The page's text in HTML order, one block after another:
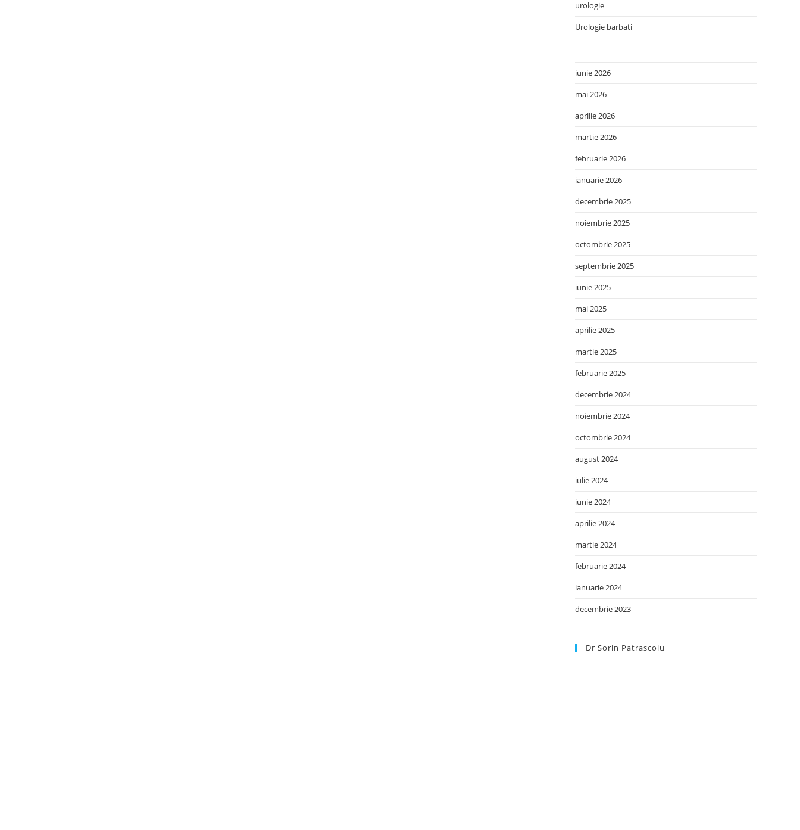
urologie
Urologie barbati
iunie 2026
mai 2026
aprilie 2026
martie 2026
februarie 2026
ianuarie 2026
decembrie 2025
noiembrie 2025
octombrie 2025
septembrie 2025
iunie 2025
mai 2025
aprilie 2025
martie 2025
februarie 2025
decembrie 2024
noiembrie 2024
octombrie 2024
august 2024
iulie 2024
iunie 2024
aprilie 2024
martie 2024
februarie 2024
ianuarie 2024
decembrie 2023
Dr Sorin Patrascoiu